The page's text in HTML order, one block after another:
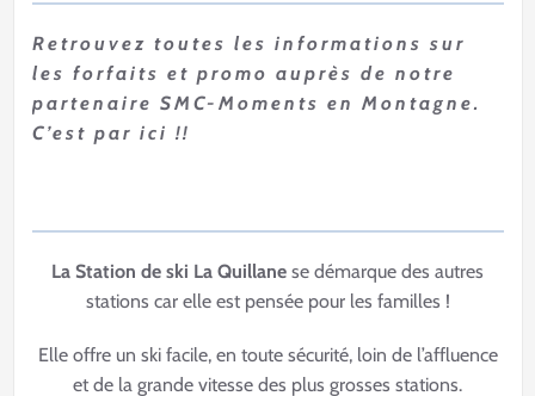
Retrouvez toutes les informations sur
les forfaits et promo auprès de notre
partenaire SMC-Moments en Montagne.
C’est par ici !!
La Station de ski La Quillane se démarque des autres
stations car elle est pensée pour les familles !
Elle offre un ski facile, en toute sécurité, loin de l’affluence
et de la grande vitesse des plus grosses stations.